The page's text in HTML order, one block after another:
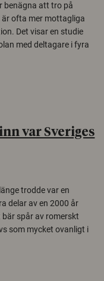
benägna att tro på
ofta mer mottagliga
Det visar en studie
med deltagare i fyra
var Sveriges
trodde var en
delar av en 2000 år
spår av romerskt
som mycket ovanligt i